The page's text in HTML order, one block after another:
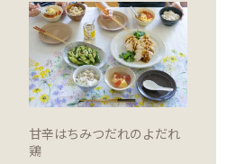
甘辛はちみつだれのよだれ
鶏